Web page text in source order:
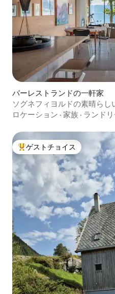
バーレストランドの一軒家
ソグネフィヨルドの素晴ら
ロケーション · 家族 · ランド
大好評のゲストチョイスです
ゲストチョイス